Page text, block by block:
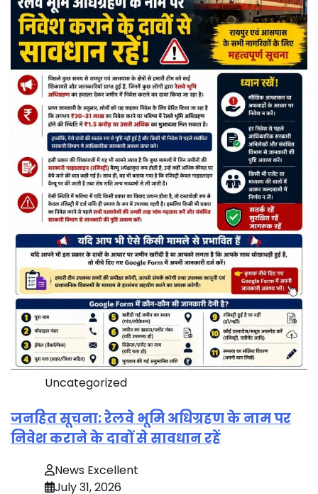
Uncategorized
जनहित सूचना: रेलवे भूमि अधिग्रहण के नाम पर
निवेश कराने के दावों से सावधान रहें
News Excellent
July 31, 2026